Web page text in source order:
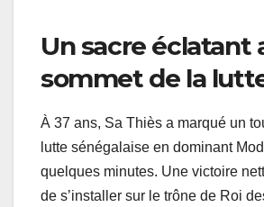
Un sacre éclatant
sommet de la
À 37 ans, Sa Thiès a marqué un
lutte sénégalaise en dominant
quelques minutes. Une victoire
de s’installer sur le trône de Roi